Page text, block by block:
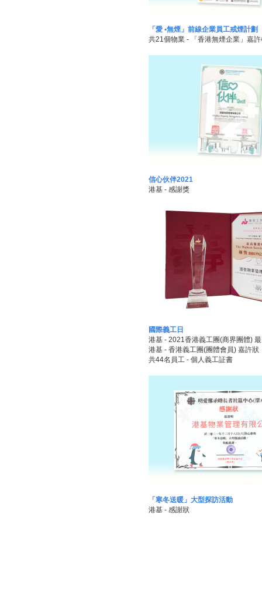
「愛 •無煙」前線企業員工戒煙計劃
共21個物業 - 「香港無煙企業」嘉
信心伙伴2021
港基 - 感謝獎
國際義工日
港基 - 2021香港義工團(商界團體)
港基 - 香港義工團(團體會員) 嘉許狀
共44名員工 - 個人義工証書
「寒冬送暖」大型探訪活動
港基 - 感謝狀